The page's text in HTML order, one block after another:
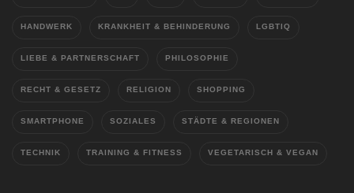
HANDWERK KRANKHEIT & BEHINDERUNG LGBTIQ
LIEBE & PARTNERSCHAFT PHILOSOPHIE
RECHT & GESETZ RELIGION SHOPPING
SMARTPHONE SOZIALES STÄDTE & REGIONEN
TECHNIK TRAINING & FITNESS VEGETARISCH & VEGAN